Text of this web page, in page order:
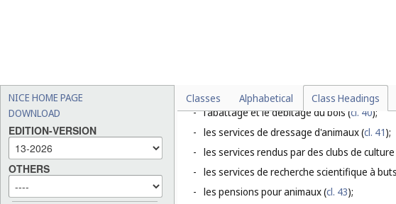
NICE HOME PAGE
DOWNLOAD
EDITION-VERSION
OTHERS
Classes Alphabetical Class Headings
-
l'abattage d'animaux, la taxidermie (cl. 40
- l'abattage et le débitage du bois (cl. 40);
- les services de dressage d'animaux (cl. 41);
- les services rendus par des clubs de
- les services de recherche scientifique à
- les pensions pour animaux (cl. 43);